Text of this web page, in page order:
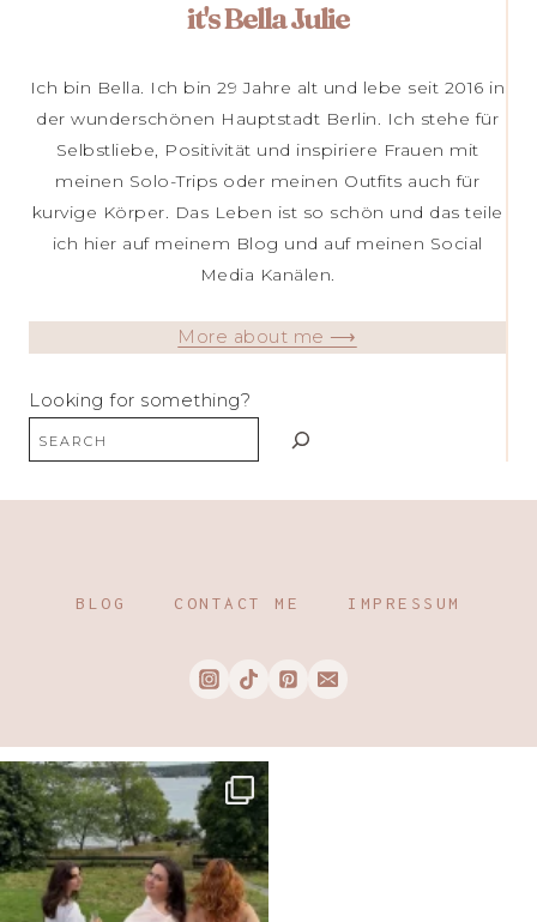
it's Bella Julie
Ich bin Bella. Ich bin 29 Jahre alt und lebe seit 2016 in
der wunderschönen Hauptstadt Berlin. Ich stehe für
Selbstliebe, Positivität und inspiriere Frauen mit
meinen Solo-Trips oder meinen Outfits auch für
kurvige Körper. Das Leben ist so schön und das teile
ich hier auf meinem Blog und auf meinen Social
Media Kanälen.
More about me ⟶
Looking for something?
BLOG CONTACT ME IMPRESSUM